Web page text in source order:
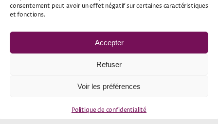
consentement peut avoir un effet négatif sur certaines caractéristiques
et fonctions.
Accepter
Refuser
Voir les préférences
Politique de confidentialité